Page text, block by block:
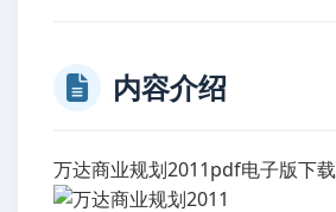
内容介绍
万达商业规划2011pdf电子版下载